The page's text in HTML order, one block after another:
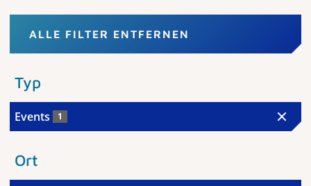
ALLE FILTER ENTFERNEN
Typ
Events 1
Ort